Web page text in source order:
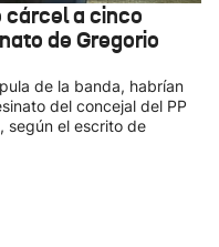
cárcel a cinco
de Gregorio
de la banda, habrían
del concejal del PP
según el escrito de